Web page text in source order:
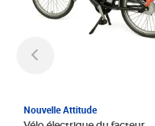
Nouvelle Attitude